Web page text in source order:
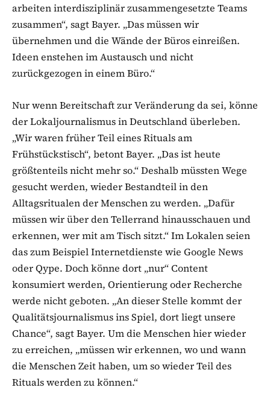
arbeiten interdisziplinär zusammengesetzte Teams
zusammen“, sagt Bayer. „Das müssen wir
übernehmen und die Wände der Büros einreißen.
Ideen enstehen im Austausch und nicht
zurückgezogen in einem Büro.“
Nur wenn Bereitschaft zur Veränderung da sei, könne
der Lokaljournalismus in Deutschland überleben.
„Wir waren früher Teil eines Rituals am
Frühstückstisch“, betont Bayer. „Das ist heute
größtenteils nicht mehr so.“ Deshalb müssten Wege
gesucht werden, wieder Bestandteil in den
Alltagsritualen der Menschen zu werden. „Dafür
müssen wir über den Tellerrand hinausschauen und
erkennen, wer mit am Tisch sitzt.“ Im Lokalen seien
das zum Beispiel Internetdienste wie Google News
oder Qype. Doch könne dort „nur“ Content
konsumiert werden, Orientierung oder Recherche
werde nicht geboten. „An dieser Stelle kommt der
Qualitätsjournalismus ins Spiel, dort liegt unsere
Chance“, sagt Bayer. Um die Menschen hier wieder
zu erreichen, „müssen wir erkennen, wo und wann
die Menschen Zeit haben, um so wieder Teil des
Rituals werden zu können.“